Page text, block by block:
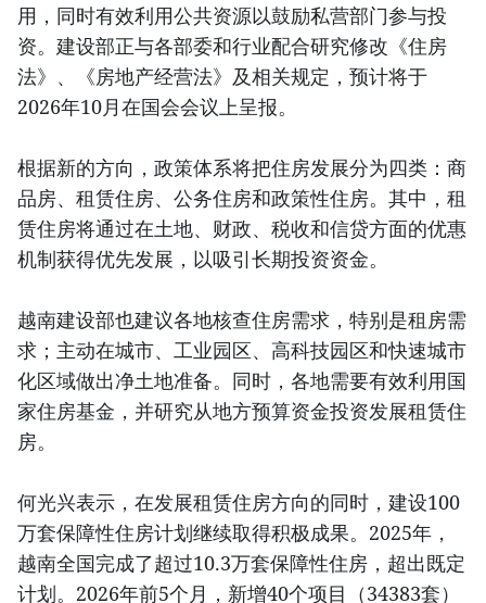
用，同时有效利用公共资源以鼓励私营部门参与投
资。建设部正与各部委和行业配合研究修改《住房
法》、《房地产经营法》及相关规定，预计将于
2026年10月在国会会议上呈报。
根据新的方向，政策体系将把住房发展分为四类：商
品房、租赁住房、公务住房和政策性住房。其中，租
赁住房将通过在土地、财政、税收和信贷方面的优惠
机制获得优先发展，以吸引长期投资资金。
越南建设部也建议各地核查住房需求，特别是租房需
求；主动在城市、工业园区、高科技园区和快速城市
化区域做出净土地准备。同时，各地需要有效利用国
家住房基金，并研究从地方预算资金投资发展租赁住
房。
何光兴表示，在发展租赁住房方向的同时，建设100
万套保障性住房计划继续取得积极成果。2025年，
越南全国完成了超过10.3万套保障性住房，超出既定
计划。2026年前5个月，新增40个项目（34383套）